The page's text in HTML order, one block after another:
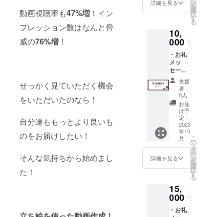
動画視聴率も47%増 ！イン
プレッション数はなんと脅
威の76%増 ！
せっかく見ていただく機会
をいただいたのなら！
自分達ももっとより良いも
のをお届けしたい！
そんな気持ちから始めまし
た！
にて
【お礼
ジ】の
みとさ
せて頂
きま
す。
きま
後日、
視聴可
URLを
Twitter
のDMに
てお送
り致し
ます。
・
Twitter
アカウ
ントを
お持ち
の方
考欄に
て
えて頂
けると
大変助
かりま
がある
方は備
考欄に
「（呼
んで欲
しい名
前）」
を記入
してく
ださ
い。
（記載
のない
方は
【読み
上げ
NG】と
す。 ・
お礼ボ
イスは
後日、
開） ・
壁紙：
品 ・ス
テッ
カー
【デー
タ品は
全て
Twitter
のDMに
て送ら
せて頂
きま
す。】
・お礼
動画に
てお名
前を読
み上げ
希望の
呼び名
がある
方は備
詳細を見る ン
を
選
択
す
る
10,
000 円
・お礼
メッ
セー
ジ：
データ
品 ・
Twitter
ヘッ
ダー：
データ
品 ・お
礼ボイ
ス（限
定公
開） ・
壁紙：
品 ・ス
テッ
カー ・
缶バッ
支援
者：
0人
お届
け予
定：
2023
年10
月
詳細を見る
こ
の
リ
タ
ー
ン
を
選
択
す
る
15,
000 円
・お礼